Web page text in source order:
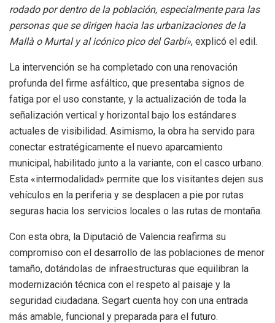
rodado por dentro de la población, especialmente para las
personas que se dirigen hacia las urbanizaciones de la
Mallà o Murtal y al icónico pico del Garbí», explicó el edil.
La intervención se ha completado con una renovación
profunda del firme asfáltico, que presentaba signos de
fatiga por el uso constante, y la actualización de toda la
señalización vertical y horizontal bajo los estándares
actuales de visibilidad. Asimismo, la obra ha servido para
conectar estratégicamente el nuevo aparcamiento
municipal, habilitado junto a la variante, con el casco urbano.
Esta «intermodalidad» permite que los visitantes dejen sus
vehículos en la periferia y se desplacen a pie por rutas
seguras hacia los servicios locales o las rutas de montaña.
Con esta obra, la Diputació de Valencia reafirma su
compromiso con el desarrollo de las poblaciones de menor
tamaño, dotándolas de infraestructuras que equilibran la
modernización técnica con el respeto al paisaje y la
seguridad ciudadana. Segart cuenta hoy con una entrada
más amable, funcional y preparada para el futuro.